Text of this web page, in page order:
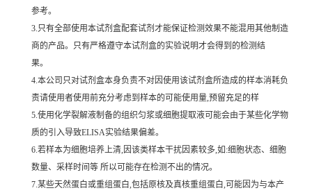
参考。
3.只有全部使用本试剂盒配套试剂才能保证检测效果不能混用其他制造
商的产品。只有严格遵守本试剂盒的实验说明才会得到的检测结
果。
4.本公司只对试剂盒本身负责不对因使用该试剂盒所造成的样本消耗负
责请使用者使用前充分考虑到样本的可能使用量,预留充足的样
5.使用化学裂解液制备的组织匀浆或细胞提取液可能会由于某些化学物
质的引入导致ELISA实验结果偏差。
6.若样本为细胞培养上清,因该类样本干扰因素较多,如:细胞状态、细胞
数量、采样时间等 所以可能存在检测不出的情况。
7.某些天然蛋白或重组蛋白,包括原核及真核重组蛋白,可能因为与本产